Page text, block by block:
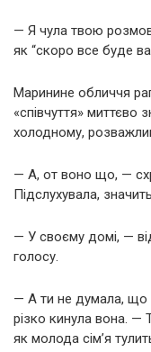
— Я чула твою
як “скоро все буде
Маринине обличчя
«співчуття» миттєво
холодному,
— А, от воно що, —
Підслухувала,
— У своєму домі, —
голосу.
— А ти не думала, що
різко кинула вона. —
як молода сім’я